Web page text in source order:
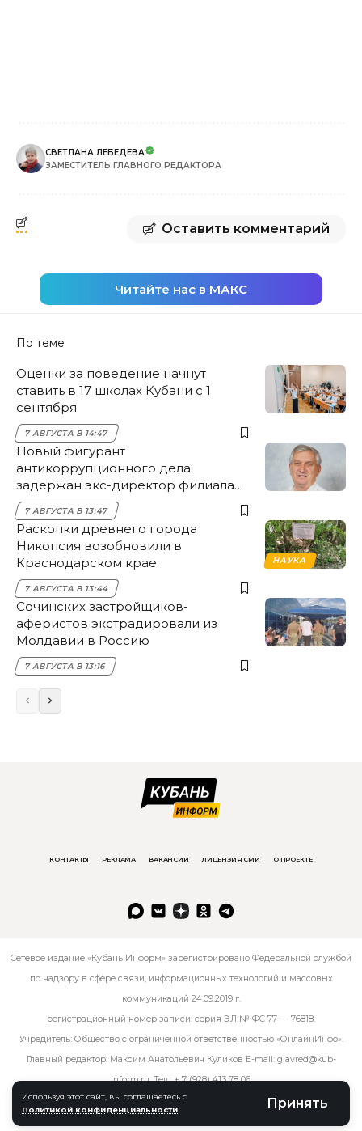
Используя этот сайт, вы соглашаетесь с
Политикой конфиденциальности
Принять
СВЕТЛАНА ЛЕБЕДЕВА
ЗАМЕСТИТЕЛЬ ГЛАВНОГО РЕДАКТОРА
Оставить комментарий
Читайте нас в МАКС
По теме
Оценки за поведение начнут
ставить в 17 школах Кубани с 1
сентября
7 АВГУСТА В 14:47
Новый фигурант
антикоррупционного дела:
задержан экс-директор филиала
НЭСК Крымска
7 АВГУСТА В 13:47
НАУКА
Раскопки древнего города
Никопсия возобновили в
Краснодарском крае
7 АВГУСТА В 13:44
Сочинских застройщиков-
аферистов экстрадировали из
Молдавии в Россию
7 АВГУСТА В 13:16
КОНТАКТЫ РЕКЛАМА ВАКАНСИИ ЛИЦЕНЗИЯ СМИ О ПРОЕКТЕ
Сетевое издание «Кубань Информ» зарегистрировано Федеральной службой
по надзору в сфере связи, информационных технологий и массовых
коммуникаций 24.09.2019 г.
регистрационный номер записи: серия ЭЛ № ФС 77 — 76818.
Учредитель: Общество с ограниченной ответственностью «ОнлайнИнфо».
Главный редактор: Максим Анатольевич Куликов E-mail: glavred@kub-
inform.ru. Тел.:+ 7 (928) 413 78 06.
© kub-inform 2026